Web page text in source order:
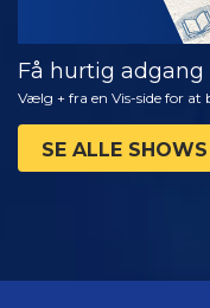
Få hurtig
Vælg + fra en Vis-side for
SE ALLE SHOWS